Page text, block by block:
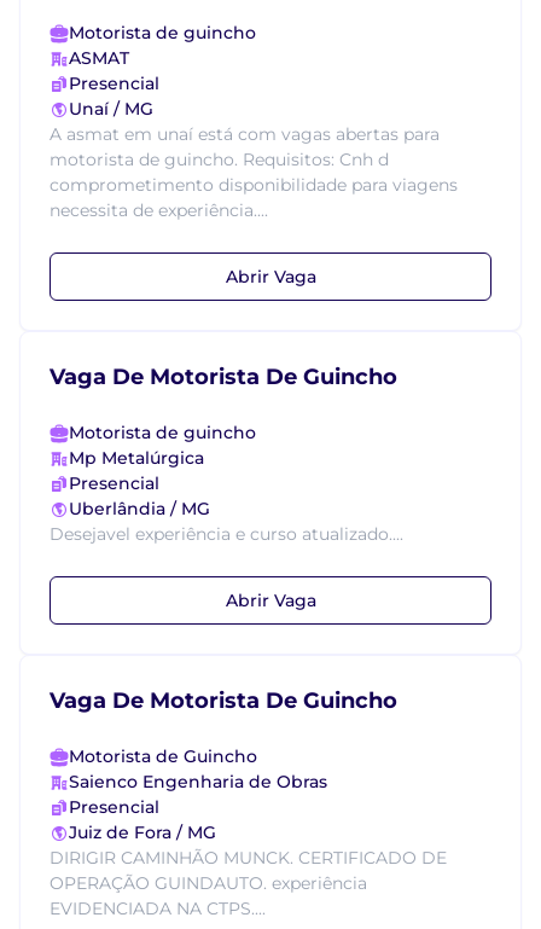
Motorista de guincho
ASMAT
Presencial
Unaí / MG
A asmat em unaí está com vagas abertas para
motorista de guincho. Requisitos: Cnh d
comprometimento disponibilidade para viagens
necessita de experiência....
Abrir Vaga
Vaga De Motorista De Guincho
Motorista de guincho
Mp Metalúrgica
Presencial
Uberlândia / MG
Desejavel experiência e curso atualizado....
Abrir Vaga
Vaga De Motorista De Guincho
Motorista de Guincho
Saienco Engenharia de Obras
Presencial
Juiz de Fora / MG
DIRIGIR CAMINHÃO MUNCK. CERTIFICADO DE
OPERAÇÃO GUINDAUTO. experiência
EVIDENCIADA NA CTPS....